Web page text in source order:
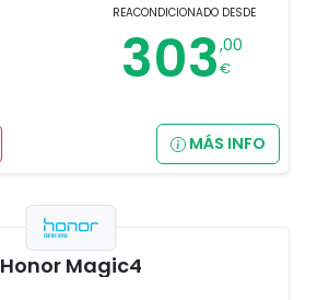
REACONDICIONADO DESDE
303,00
€
MÁS INFO
Honor Magic4